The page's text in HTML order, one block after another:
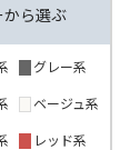
から選ぶ
グレー系
ベージュ系
レッド系